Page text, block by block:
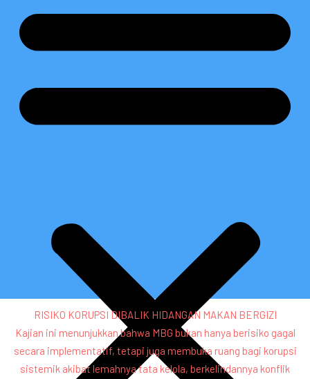
RISIKO KORUPSI DIBALIK HIDANGAN MAKAN BERGIZI
Kajian ini menunjukkan bahwa MBG bukan hanya berisiko gagal
secara implementatif, tetapi juga membuka ruang bagi korupsi
sistemik akibat lemahnya tata kelola, berkelindannya konflik